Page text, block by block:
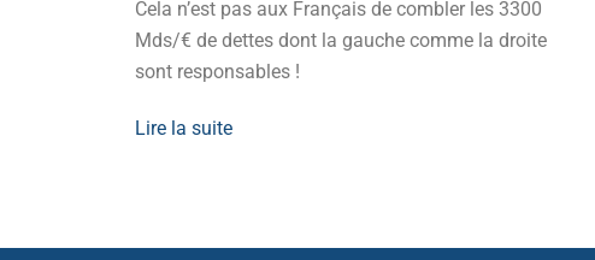
Cela n’est pas aux Français de combler les 3300
Mds/€ de dettes dont la gauche comme la droite
sont responsables !
Lire la suite